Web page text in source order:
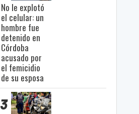
No le explotó
el celular: un
hombre fue
detenido en
Córdoba
acusado por
el femicidio
de su esposa
3